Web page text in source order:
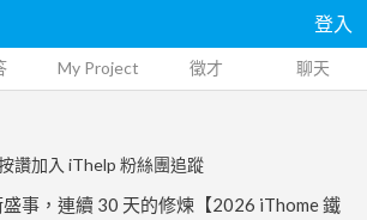
登入
My Project 徵才 聊天
讚加入 iThelp 粉絲團追蹤
事，連續 30 天的修煉【2026 iThome 鐵